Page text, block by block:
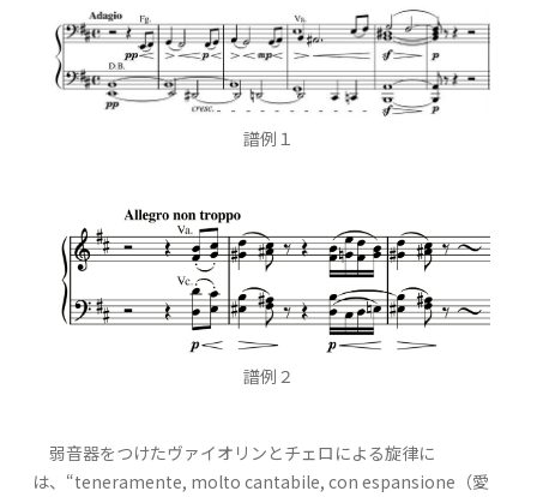
譜例１
譜例２
弱音器をつけたヴァイオリンとチェロによる旋律に
は、“teneramente, molto cantabile, con espansione（愛